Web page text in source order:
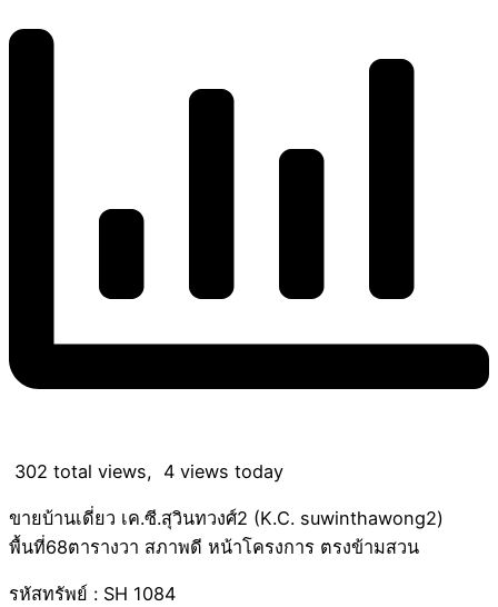
302 total views, 4 views today
ขายบ้านเดี่ยว เค.ซี.สุวินทวงศ์2 (K.C. suwinthawong2)
พื้นที่68ตารางวา สภาพดี หน้าโครงการ ตรงข้ามสวน
รหัสทรัพย์ : SH 1084